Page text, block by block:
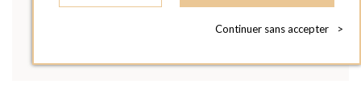
Continuer sans accepter >